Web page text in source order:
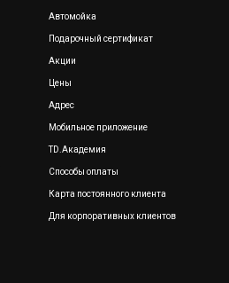
Автомойка
Подарочный сертификат
Акции
Цены
Адрес
Мобильное приложение
TD.Академия
Способы оплаты
Карта постоянного клиента
Для корпоративных клиентов